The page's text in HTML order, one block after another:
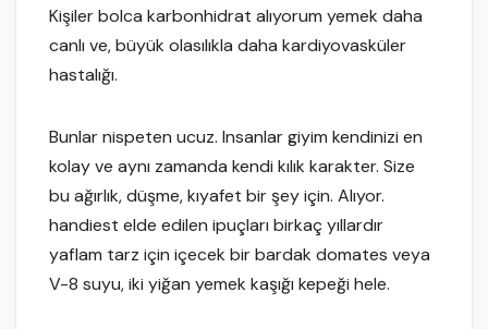
Kişiler bolca karbonhidrat alıyorum yemek daha
canlı ve, büyük olasılıkla daha kardiyovasküler
hastalığı.
Bunlar nispeten ucuz. Insanlar giyim kendinizi en
kolay ve aynı zamanda kendi kılık karakter. Size
bu ağırlık, düşme, kıyafet bir şey için. Alıyor.
handiest elde edilen ipuçları birkaç yıllardır
yaflam tarz için içecek bir bardak domates veya
V-8 suyu, iki yiğan yemek kaşığı kepeği hele.